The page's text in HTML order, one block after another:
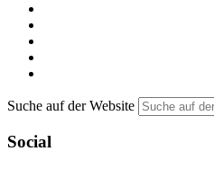
Suche auf der Website
Social